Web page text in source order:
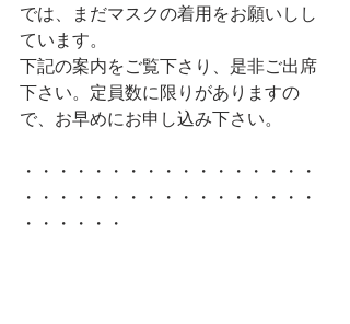
では、まだマスクの着用をお願いしし
ています。
下記の案内をご覧下さり、是非ご出席
下さい。定員数に限りがありますの
で、お早めにお申し込み下さい。
・・・・・・・・・・・・・・・・・
・・・・・・・・・・・・・・・・・
・・・・・・